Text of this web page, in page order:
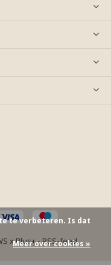
xPlus+-RSS-feed
te verbeteren. Is dat
Meer over cookies »